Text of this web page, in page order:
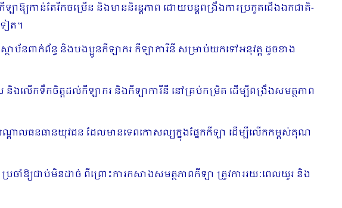
ឱ្យកាន់តែរីកចម្រើន និងមាននិរន្តភាព ដោយបន្តពង្រឹងការប្រកួតជើងឯកជាតិ-
ៀត។
នពាក់ព័ន្ធ និងបងប្អូនកីឡាករ កីឡាការីនី សម្រាប់យកទៅអនុវត្ត ដូចខាង
លើកទឹកចិត្តដល់កីឡាករ និងកីឡាការីនី នៅគ្រប់កម្រិត ដើម្បីពង្រឹងសមត្ថភាព
ាលធនធានយុវជន ដែលមានទេពកោសល្យក្នុងផ្នែកកីឡា ដើម្បីលើកកម្ពស់គុណ
ាំឱ្យជាប់មិនដាច់ ពីព្រោះការកសាងសមត្ថភាពកីឡា ត្រូវការរយៈពេលយូរ និង